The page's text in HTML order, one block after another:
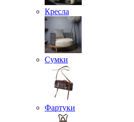
Кресла
Сумки
Фартуки